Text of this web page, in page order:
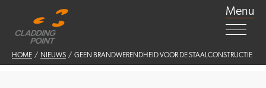
Menu
HOME / NIEUWS / GEEN BRANDWERENDHEID VOOR DE STAALCONSTRUCTIE